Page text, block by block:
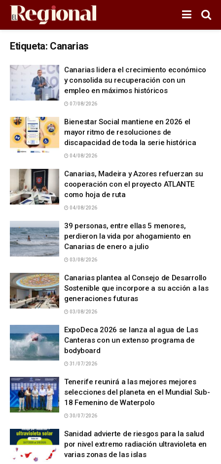
Etiqueta: Canarias
Canarias lidera el crecimiento económico
y consolida su recuperación con un
empleo en máximos históricos
07/08/2026
Bienestar Social mantiene en 2026 el
mayor ritmo de resoluciones de
discapacidad de toda la serie histórica
04/08/2026
Canarias, Madeira y Azores refuerzan su
cooperación con el proyecto ATLANTE
como hoja de ruta
04/08/2026
39 personas, entre ellas 5 menores,
perdieron la vida por ahogamiento en
Canarias de enero a julio
03/08/2026
Canarias plantea al Consejo de Desarrollo
Sostenible que incorpore a su acción a las
generaciones futuras
03/08/2026
ExpoDeca 2026 se lanza al agua de Las
Canteras con un extenso programa de
bodyboard
31/07/2026
Tenerife reunirá a las mejores mejores
selecciones del planeta en el Mundial Sub-
18 Femenino de Waterpolo
30/07/2026
Sanidad advierte de riesgos para la salud
por nivel extremo radiación ultravioleta en
varias zonas de las islas